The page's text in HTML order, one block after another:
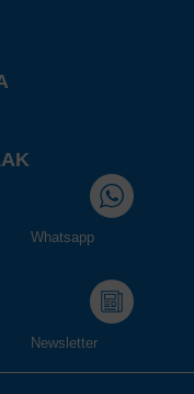
Whatsapp
Newsletter